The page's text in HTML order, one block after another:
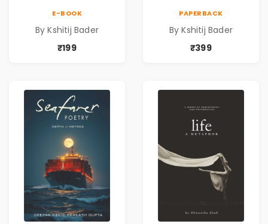
Philosophical
Poems by Kshitij
E-BOOK
By Kshitij Bader
₹199
Philosophical
Poems by Kshitij
PAPERBACK
By Kshitij Bader
₹399